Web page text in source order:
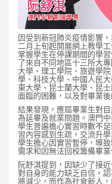
因受到新冠肺炎疫情影響
二月上旬起開展網上教學
掌握學生在停課期間的學
了來自不同地區十三所大
大學、理工學院、旅遊學
學、科技大學、中國人民
東大學、昆士蘭大學、昆
面臨的困難，以及對畢業
結果發現，應屆畢業生對
為延畢及就業問題。澳門
學生普遍擔心實習時數不
習內容感到生疏，交流升
學生擔心因實習暫停，導
需求和因無法回校籌備畢
阮舒淇提到，因缺少了接
對自身的能力缺乏自信，
將減少，而作為社會新人